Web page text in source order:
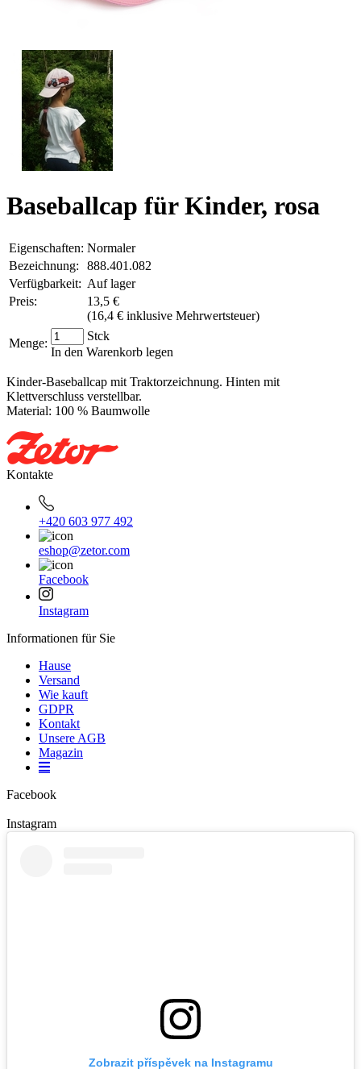
Baseballcap für Kinder, rosa
Eigenschaften: Normaler
Bezeichnung:
888.401.082
Verfügbarkeit: Auf lager
Preis:
13,5 €
(16,4 € inklusive Mehrwertsteuer)
Menge:
Stck
In den Warenkorb legen
Kinder-Baseballcap mit Traktorzeichnung. Hinten mit
Klettverschluss verstellbar.
Material: 100 % Baumwolle
Kontakte
+420 603 977 492
eshop@zetor.com
Facebook
Instagram
Informationen für Sie
Hause
Versand
Wie kauft
GDPR
Kontakt
Unsere AGB
Magazin
Facebook
Instagram
Zobrazit příspěvek na Instagramu